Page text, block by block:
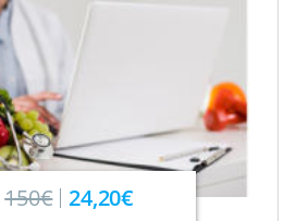
150€ 24,20€